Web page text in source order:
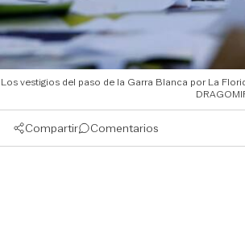
Los vestigios del paso de la Garra Blanca por La
Compartir Comentarios